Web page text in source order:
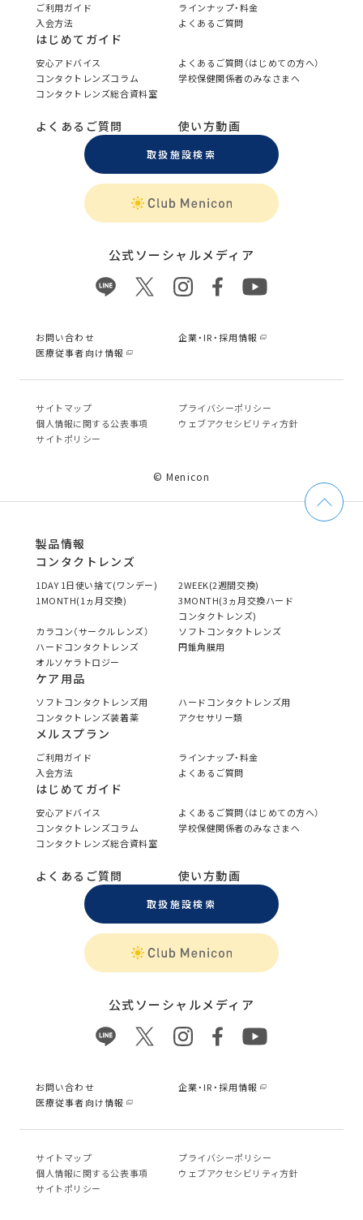
ご利用ガイド
ラインナップ・料金
入会方法
よくあるご質問
はじめてガイド
安心アドバイス
よくあるご質問（はじめての方へ）
コンタクトレンズコラム
学校保健関係者のみなさまへ
コンタクトレンズ総合資料室
よくあるご質問 使い方動画
取扱施設検索
公式ソーシャルメディア
お問い合わせ
企業・IR・採用情報
医療従事者向け情報
サイトマップ
プライバシーポリシー
個⼈情報に関する公表事項
ウェブアクセシビリティ方針
サイトポリシー
© Menicon
製品情報
コンタクトレンズ
1DAY 1日使い捨て(ワンデー)
2WEEK(2週間交換)
1MONTH(1ヵ月交換)
3MONTH(3ヵ月交換ハード
コンタクトレンズ)
カラコン（サークルレンズ）
ソフトコンタクトレンズ
ハードコンタクトレンズ
円錐角膜用
オルソケラトロジー
ケア用品
ソフトコンタクトレンズ用
ハードコンタクトレンズ用
コンタクトレンズ装着薬
アクセサリー類
メルスプラン
ご利用ガイド
ラインナップ・料金
入会方法
よくあるご質問
はじめてガイド
安心アドバイス
よくあるご質問（はじめての方へ）
コンタクトレンズコラム
学校保健関係者のみなさまへ
コンタクトレンズ総合資料室
よくあるご質問 使い方動画
取扱施設検索
公式ソーシャルメディア
お問い合わせ
企業・IR・採用情報
医療従事者向け情報
サイトマップ
プライバシーポリシー
個⼈情報に関する公表事項
ウェブアクセシビリティ方針
サイトポリシー